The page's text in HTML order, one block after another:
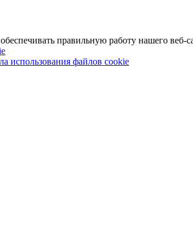
правильную работу нашего веб-
использования файлов cookie